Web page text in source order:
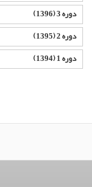
دوره 3 (1396)
دوره 2 (1395)
دوره 1 (1394)